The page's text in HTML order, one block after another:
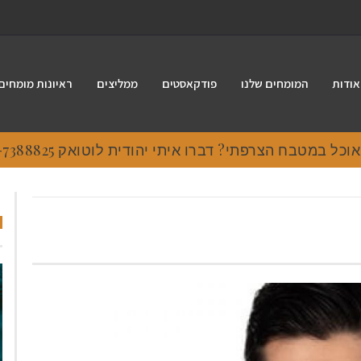
אודות המומחים שלנו פודקאסטים ממליצים ראיונות
במטבח הצרפתי? דברו איתי יהודית לוטואק 054-7388825.